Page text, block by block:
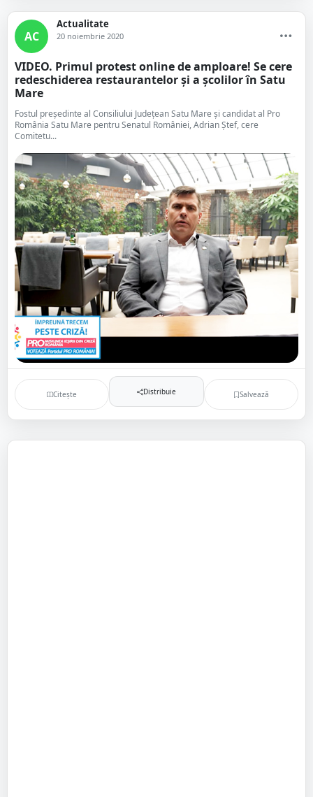
AC
Actualitate
20 noiembrie 2020
VIDEO. Primul protest online de amploare! Se cere
redeschiderea restaurantelor și a școlilor în Satu
Mare
Fostul președinte al Consiliului Județean Satu Mare și candidat al Pro
România Satu Mare pentru Senatul României, Adrian Ștef, cere
Comitetu...
Citește Distribuie Salvează